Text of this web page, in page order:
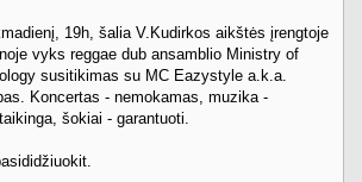
19h, šalia V.Kudirkos aikštės įrengtoje
vyks reggae dub ansamblio Ministry of
susitikimas su MC Eazystyle a.k.a.
Koncertas - nemokamas, muzika -
šokiai - garantuoti.